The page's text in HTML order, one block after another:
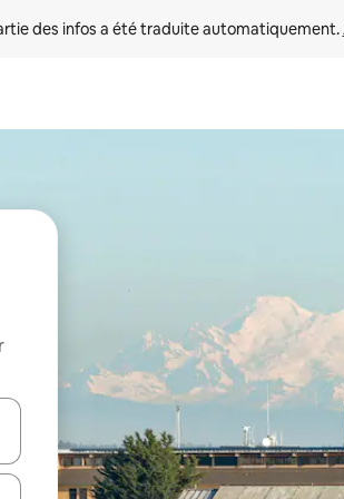
des infos a été traduite automatiquement.
les flèches vers le haut et vers le bas,